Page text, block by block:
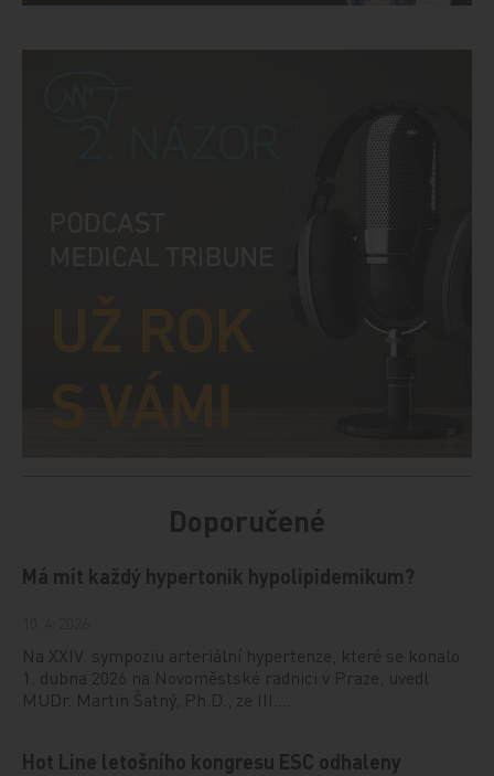
Doporučené
Má mít každý hypertonik hypolipidemikum?
Na XXIV. sympoziu arteriální hypertenze, které se konalo
1. dubna 2026 na Novoměstské radnici v Praze, uvedl
MUDr. Martin Šatný, Ph.D., ze III.…
Hot Line letošního kongresu ESC odhaleny